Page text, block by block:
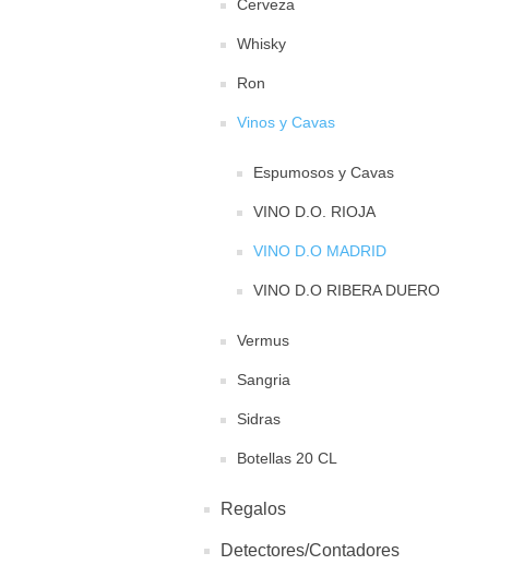
Cerveza
Whisky
Ron
Vinos y Cavas
Espumosos y Cavas
VINO D.O. RIOJA
VINO D.O MADRID
VINO D.O RIBERA DUERO
Vermus
Sangria
Sidras
Botellas 20 CL
Regalos
Detectores/Contadores